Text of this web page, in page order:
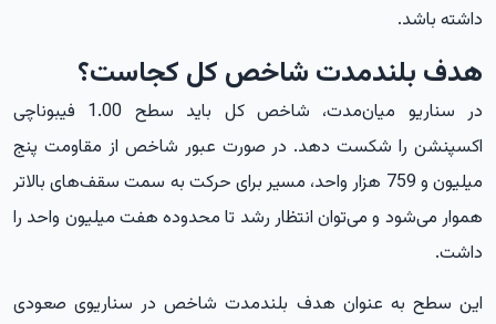
داشته باشد.
هدف بلندمدت شاخص کل کجاست؟
در سناریو میان‌مدت، شاخص کل باید سطح 1.00 فیبوناچی
اکسپنشن را شکست دهد. در صورت عبور شاخص از مقاومت پنج
میلیون و 759 هزار واحد، مسیر برای حرکت به سمت سقف‌های بالاتر
هموار می‌شود و می‌توان انتظار رشد تا محدوده هفت میلیون واحد را
داشت.
این سطح به عنوان هدف بلندمدت شاخص در سناریوی صعودی